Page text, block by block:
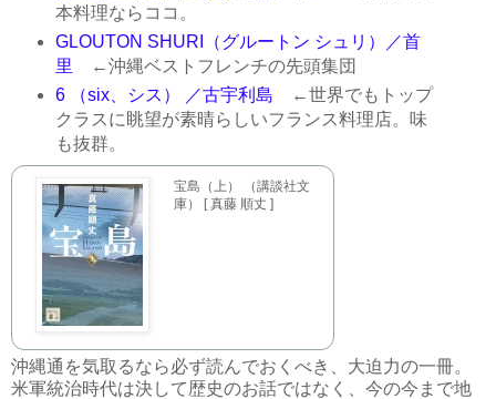
本料理ならココ。
GLOUTON SHURI（グルートン シュリ）／首
里 ←沖縄ベストフレンチの先頭集団
6 （six、シス） ／古宇利島 ←世界でもトップ
クラスに眺望が素晴らしいフランス料理店。味
も抜群。
宝島（上） （講談社文
庫） [ 真藤 順丈 ]
沖縄通を気取るなら必ず読んでおくべき、大迫力の一冊。
米軍統治時代は決して歴史のお話ではなく、今の今まで地